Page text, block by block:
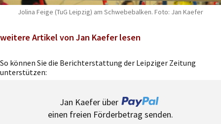
Jolina Feige (TuG Leipzig) am Schwebebalken. Foto: Jan Kaefer
weitere Artikel von Jan Kaefer lesen
So können Sie die Berichterstattung der Leipziger Zeitung
unterstützen:
Jan Kaefer über
einen freien Förderbetrag senden.